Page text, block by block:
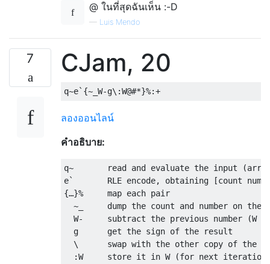
@ ในที่สุดฉันเห็น :-D
— Luis Mendo
7 CJam, 20
ลองออนไลน์
คำอธิบาย:
q~       read and evaluate the input (array
e`       RLE encode, obtaining [count
{…}%     map each pair
~_     dump the count and number on the
W-     subtract the previous number (W
  g      get the sign of the result
\      swap with the other copy of the
:W     store it in W (for next